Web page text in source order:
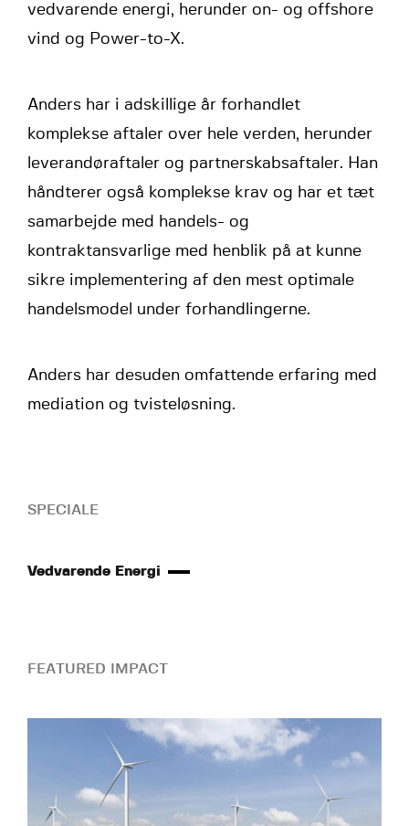
vedvarende energi, herunder on- og offshore
vind og Power-to-X.
Anders har i adskillige år forhandlet
komplekse aftaler over hele verden, herunder
leverandøraftaler og partnerskabsaftaler. Han
håndterer også komplekse krav og har et tæt
samarbejde med handels- og
kontraktansvarlige med henblik på at kunne
sikre implementering af den mest optimale
handelsmodel under forhandlingerne.
Anders har desuden omfattende erfaring med
mediation og tvisteløsning.
SPECIALE
Vedvarende Energi
FEATURED IMPACT